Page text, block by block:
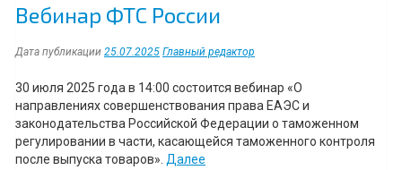
Вебинар ФТС России
Дата публикации 25.07.2025 Главный редактор
30 июля 2025 года в 14:00 состоится вебинар «О
направлениях совершенствования права ЕАЭС и
законодательства Российской Федерации о таможенном
регулировании в части, касающейся таможенного контроля
после выпуска товаров». Далее